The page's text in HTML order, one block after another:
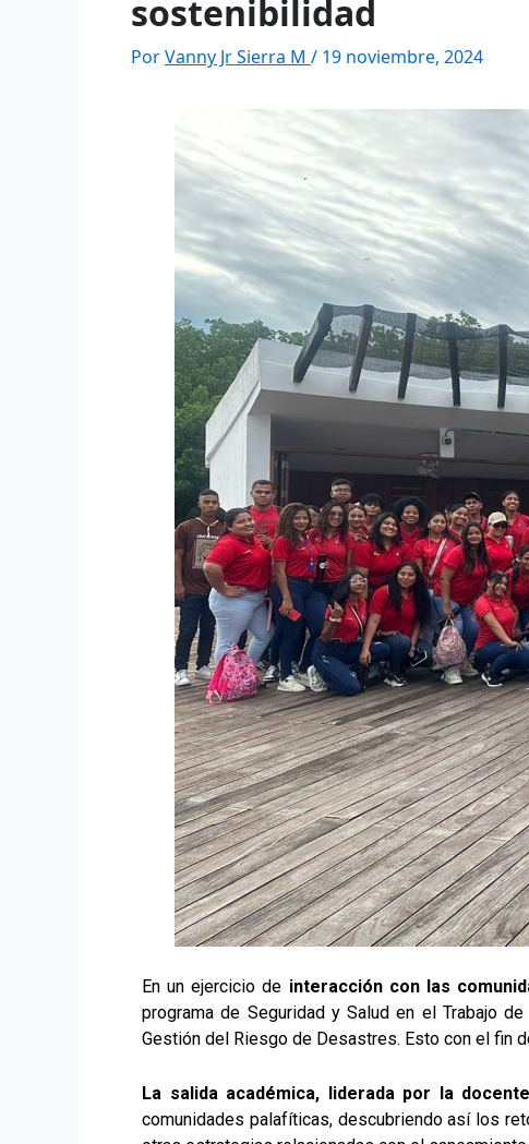
sostenibilidad
PorVanny Jr Sierra M / 19 noviembre, 2024
En un ejercicio de interacción con las
programa de Seguridad y Salud en el Trabajo
Gestión del Riesgo de Desastres. Esto con el fin
La salida académica, liderada por la
comunidades palafíticas, descubriendo así los